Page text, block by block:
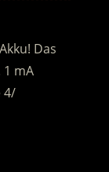
Das
mA
4/